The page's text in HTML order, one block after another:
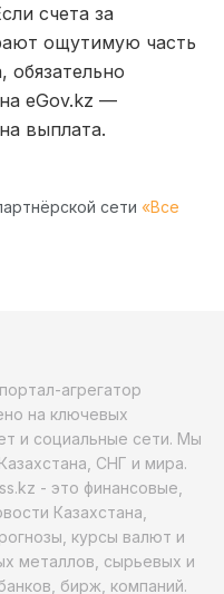
счета за
ощутимую часть
eGov.kz —
выплата.
сети «Все
агрегатор
на ключевых
и социальные сети. Мы
СНГ и мира.
- это финансовые,
Казахстана,
курсы валют и
металлов, сырьевых и
бирж, компаний.